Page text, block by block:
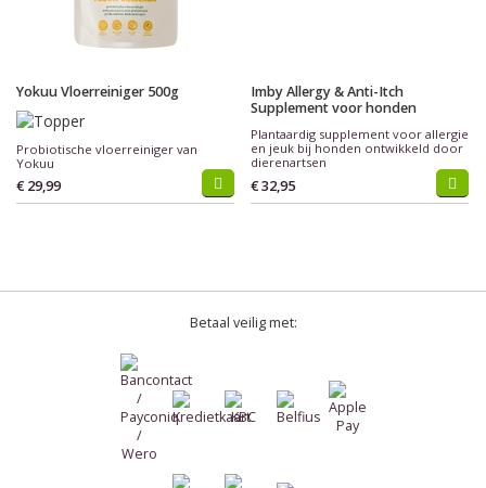
Yokuu Vloerreiniger 500g
Probiotische vloerreiniger van
Yokuu
€ 29,99
Imby Allergy & Anti-Itch
Supplement voor honden
Plantaardig supplement voor allergie
en jeuk bij honden ontwikkeld door
dierenartsen
€ 32,95
Betaal veilig met: